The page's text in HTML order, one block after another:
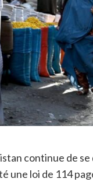
continue de
une loi de 114